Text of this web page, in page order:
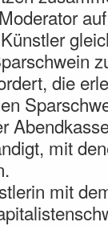
die
mit
mit